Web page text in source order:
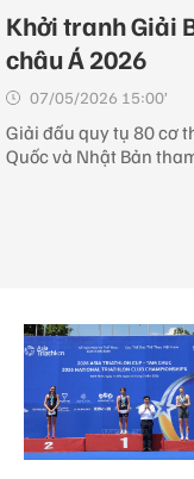
Khởi tranh Giải
châu Á 2026
07/05/2026 15:00’
Giải đấu quy tụ 80 cơ
Quốc và Nhật Bản